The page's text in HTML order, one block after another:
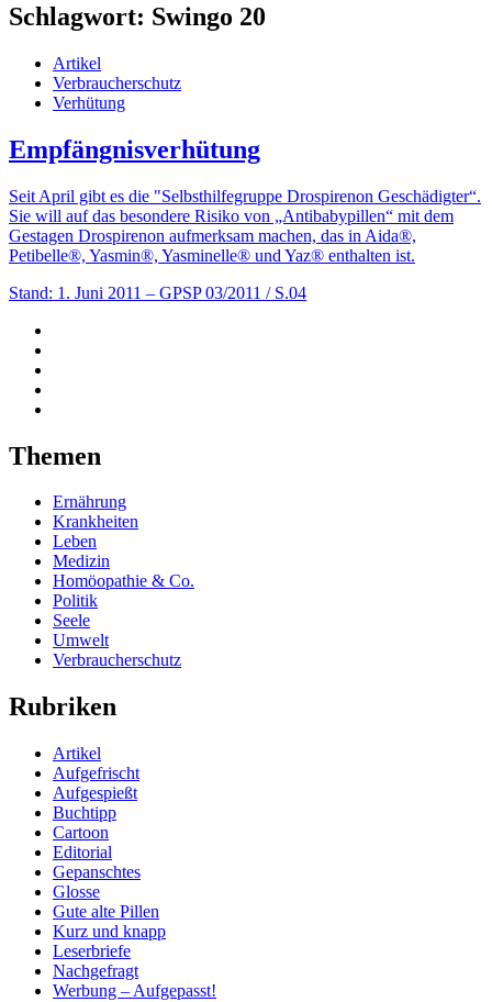
Schlagwort: Swingo 20
Artikel
Verbraucherschutz
Verhütung
Empfängnisverhütung
Seit April gibt es die "Selbsthilfegruppe Drospirenon Geschädigter“.
Sie will auf das besondere Risiko von „Antibabypillen“ mit dem
Gestagen Drospirenon aufmerksam machen, das in Aida®,
Petibelle®, Yasmin®, Yasminelle® und Yaz® enthalten ist.
Stand: 1. Juni 2011 – GPSP 03/2011 / S.04
Themen
Ernährung
Krankheiten
Leben
Medizin
Homöopathie & Co.
Politik
Seele
Umwelt
Verbraucherschutz
Rubriken
Artikel
Aufgefrischt
Aufgespießt
Buchtipp
Cartoon
Editorial
Gepanschtes
Glosse
Gute alte Pillen
Kurz und knapp
Leserbriefe
Nachgefragt
Werbung – Aufgepasst!